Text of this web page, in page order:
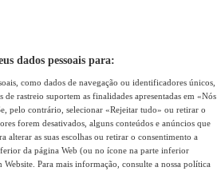
dados pessoais para:
como dados de navegação ou identificadores únicos,
rastreio suportem as finalidades apresentadas em «Nós
pelo contrário, selecionar «Rejeitar tudo» ou retirar o
forem desativados, alguns conteúdos e anúncios que
alterar as suas escolhas ou retirar o consentimento a
da página Web (ou no ícone na parte inferior
Website. Para mais informação, consulte a nossa política